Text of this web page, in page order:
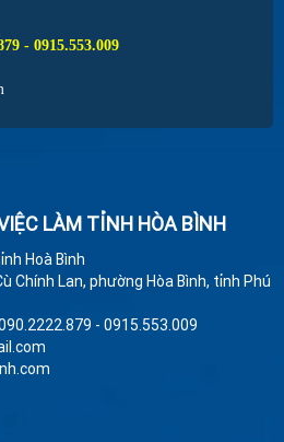
- 0915.553.009
LÀM TỈNH HÒA BÌNH
Hoà Bình
Chính Lan, phường Hòa Bình, tỉnh Phú
- 0915.553.009